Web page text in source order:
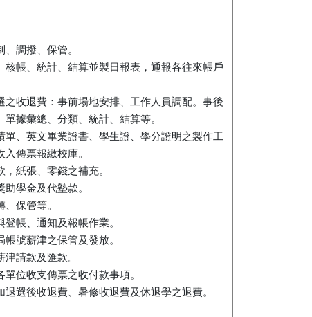
調撥、保管。
核帳、統計、結算並製日報表，通報各往來帳戶
之收退費：事前場地安排、工作人員調配。事後
據彙總、分類、統計、結算等。
單、英文畢業證書、學生證、學分證明之製作工
傳票報繳校庫。
紙張、零錢之補充。
學金及代墊款。
保管等。
帳、通知及報帳作業。
號薪津之保管及發放。
請款及匯款。
位收支傳票之收付款事項。
選後收退費、暑修收退費及休退學之退費。